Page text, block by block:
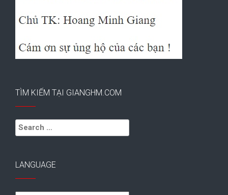
TÌM KIẾM TẠI GIANGHM.COM
Search
for:
LANGUAGE